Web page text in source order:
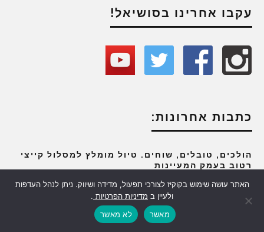
עקבו אחרינו בסושיאל!
כתבות אחרונות:
הולכים, טובלים, שוחים. טיול מומלץ למסלול קייצי
רטוב בעמק המעיינות
טיולי החודש – לוח אאוטפאנל עם ההמלצות לטיולים
האתר עושה שימוש בקוקיז לצורכי תפעול, מדידה ושיווק. ניתן לנהל העדפות
ולעיין ב מדיניות הפרטיות .
מאשר
לא מאשר